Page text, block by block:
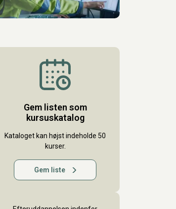
Gem listen som
kursuskatalog
Kataloget kan højst indeholde 50
kurser.
Gem liste